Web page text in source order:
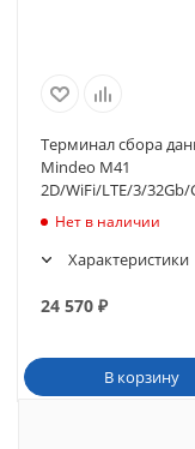
Терминал сбора
Mindeo M41
2D/WiFi/LTE/3/32Gb/
(M41TE332D0130C0
Нет в наличии
Характеристики
24 570 ₽
В корзину